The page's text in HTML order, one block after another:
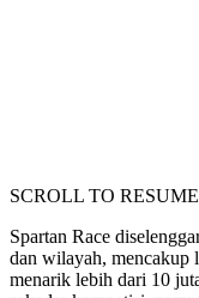
SCROLL TO
Spartan Race
dan wilayah, mencakup
menarik lebih dari 10